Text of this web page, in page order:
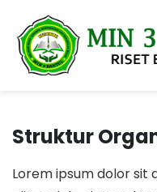
Struktur
Lorem ipsum dolor